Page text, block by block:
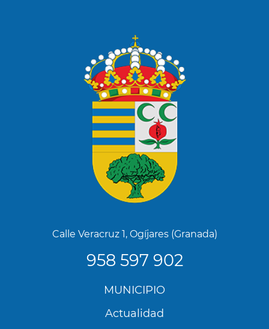
Calle Veracruz 1, Ogíjares (Granada)
958 597 902
MUNICIPIO
Actualidad